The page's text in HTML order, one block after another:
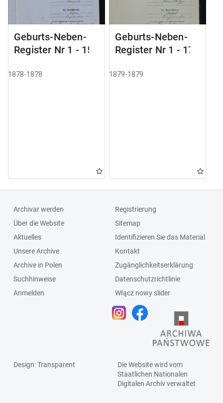
Geburts-Neben-
Register Nr 1 - 155
1878-1878
Geburts-Neben-
Register Nr 1 - 179
1879-1879
Archivar werden
Über die Website
Aktuelles
Unsere Archive
Archive in Polen
Suchhinweise
Anmelden
Registrierung
Sitemap
Identifizieren Sie das Material
Kontakt
Zugänglichkeitserklärung
Datenschutzrichtlinie
Włącz nowy slider
Design: Transparent
Die Website wird vom
Staatlichen Nationalen
Digitalen Archivverwaltet